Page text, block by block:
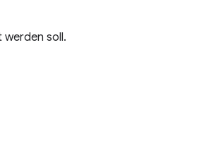
werden soll.